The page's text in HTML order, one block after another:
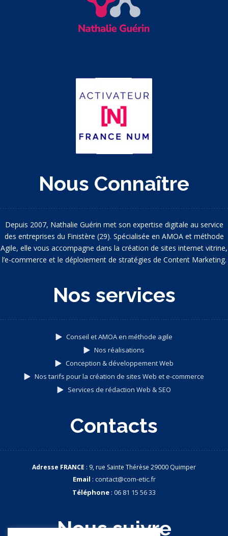
Nous Connaître
Depuis 2007, Nathalie Guérin met son expertise digitale au service
des entreprises du Finistère (29). Spécialisée en AMOA et méthode
Agile, elle vous accompagne dans la création de sites internet vitrine,
l’e-commerce et le déploiement de stratégies de Content Marketing.
Nos services
Conseil et AMOA en méthode agile
Nos réalisations
Conception & développement Web
Nos tarifs pour la création de sites Web et e-commerce
Services de rédaction Web & SEO
Contacts
Adresse FRANCE : 9, rue Sainte Thérèse 29000 Quimper
Email : contact@com-etic.fr
Téléphone : 06 81 15 56 33
Nous suivre